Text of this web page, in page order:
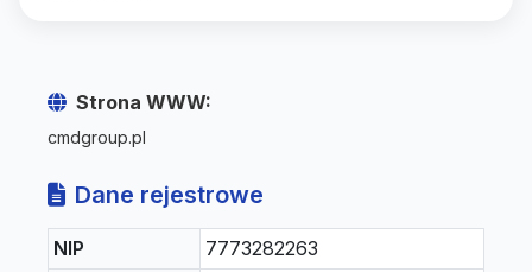
Strona WWW:
cmdgroup.pl
Dane rejestrowe
NIP
7773282263